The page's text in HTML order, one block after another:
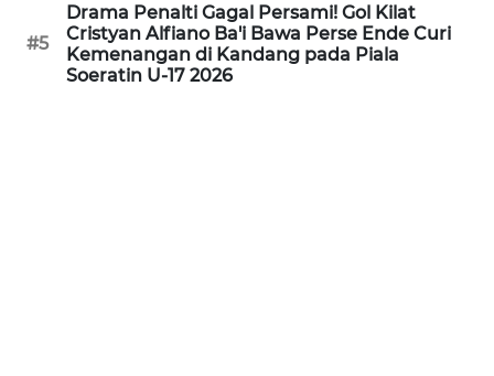
#5
Drama Penalti Gagal Persami! Gol Kilat
Cristyan Alfiano Ba'i Bawa Perse Ende Curi
Kemenangan di Kandang pada Piala
Soeratin U-17 2026
WN
PRIANGAN
TIMUR